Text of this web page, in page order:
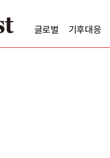
글로벌 기후대응